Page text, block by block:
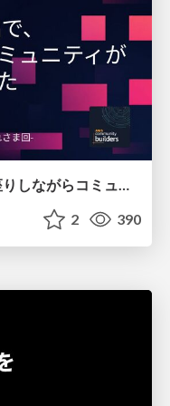
2 390